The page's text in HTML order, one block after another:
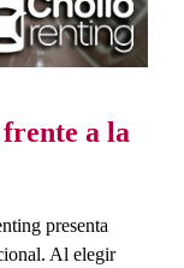
a la
presenta
Al elegir